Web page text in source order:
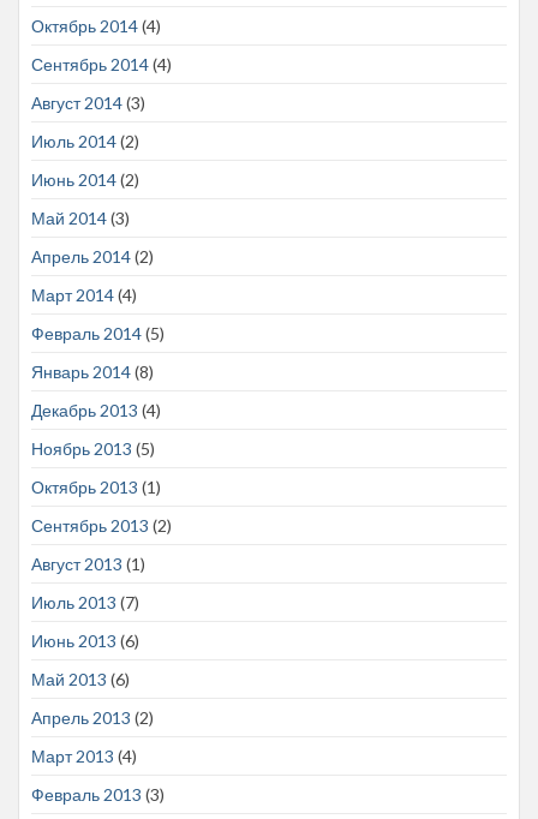
Октябрь 2014(4)
Сентябрь 2014(4)
Август 2014(3)
Июль 2014(2)
Июнь 2014(2)
Май 2014(3)
Апрель 2014(2)
Март 2014(4)
Февраль 2014(5)
Январь 2014(8)
Декабрь 2013 (4)
Ноябрь 2013 (5)
Октябрь 2013 (1)
Сентябрь 2013 (2)
Август 2013 (1)
Июль 2013 (7)
Июнь 2013 (6)
Май 2013 (6)
Апрель 2013 (2)
Март 2013 (4)
Февраль 2013 (3)